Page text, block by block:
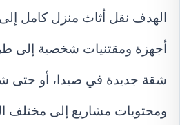
الهدف نقل أثاث منزل كامل
أجهزة ومقتنيات شخصية إلى
شقة جديدة في صيدا، أو حتى
ومحتويات مشاريع إلى مختلف